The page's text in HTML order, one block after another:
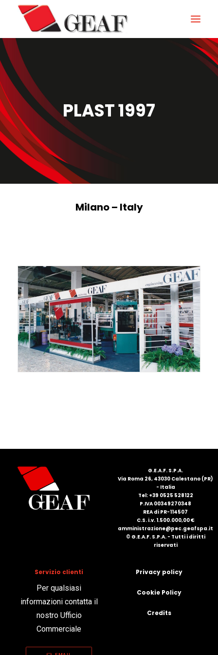
HOME
AZIENDA
KNOW-HOW
I NOSTRI SETTORI
CONTATTI
NEWS ED EVENTI
DOWNLOAD
ITALIANO
ENGLISH
FRANÇAIS
PLAST 1997
Milano – Italy
G.E.A.F. S.P.A.
Via Roma 26, 43030 Calestano (PR)
- Italia
Tel: +39 0525 528122
P.IVA 00349270348
REA di PR-114507
C.S. i.v. 1.500.000,00 €
amministrazione@pec.geafspa.it
© G.E.A.F. S.P.A. - Tutti i diritti
riservati
Servizio clienti
Per qualsiasi
informazioni contatta il
nostro Ufficio
Commerciale
Privacy policy
Cookie Policy
Credits